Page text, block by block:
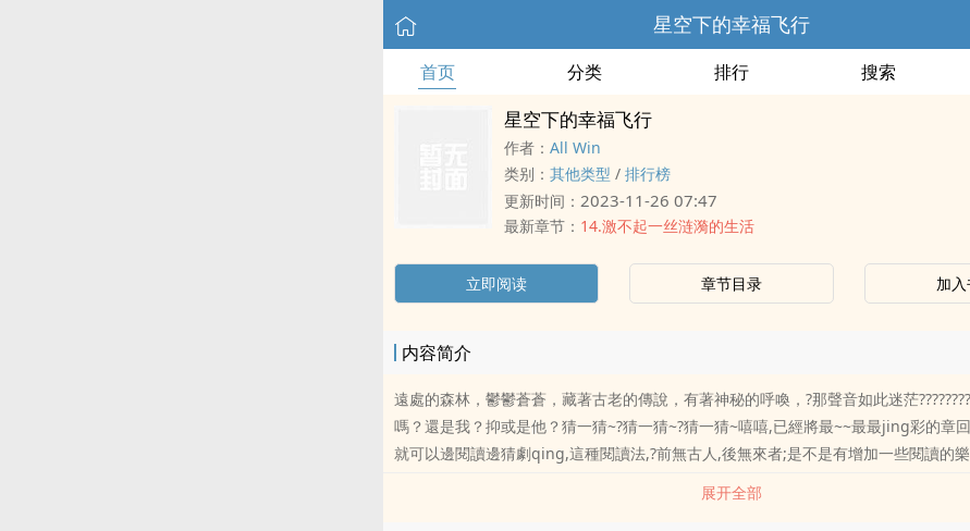
星空下的幸福飞行
首页 分类 排行 搜索
星空下的幸福飞行
作者： All Win
类别： 其他类型 / 排行榜
更新时间： 2023-11-26 07:47
最新章节： 14.激不起一丝涟漪的生活
立即阅读 章节目录 加
内容简介
遠處的森林，鬱鬱蒼蒼，藏著古老的傳說，有著神秘的呼喚，?那聲音如此迷茫
嗎？還是我？抑或是他？猜一猜~?猜一猜~?猜一猜~嘻嘻,已經將最~~最最jing彩的章
就可以邊閱讀邊猜劇qing,這種閱讀法,?前無古人,後無來者;是不是有增加一些閱讀的
展开全部